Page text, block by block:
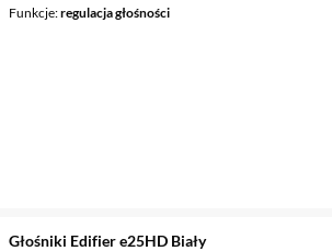
Funkcje regulacja głośności
Głośniki Edifier e25HD Biały